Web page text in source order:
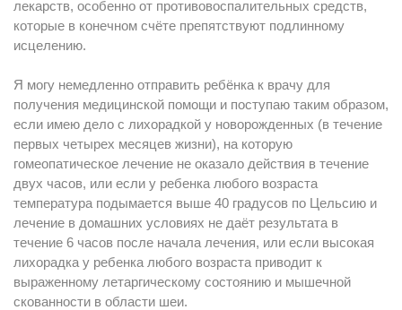
лекарств, особенно от противовоспалительных средств,
которые в конечном счёте препятствуют подлинному
исцелению.
Я могу немедленно отправить ребёнка к врачу для
получения медицинской помощи и поступаю таким образом,
если имею дело с лихорадкой у новорожденных (в течение
первых четырех месяцев жизни), на которую
гомеопатическое лечение не оказало действия в течение
двух часов, или если у ребенка любого возраста
температура подымается выше 40 градусов по Цельсию и
лечение в домашних условиях не даёт результата в
течение 6 часов после начала лечения, или если высокая
лихорадка у ребенка любого возраста приводит к
выраженному летаргическому состоянию и мышечной
скованности в области шеи.